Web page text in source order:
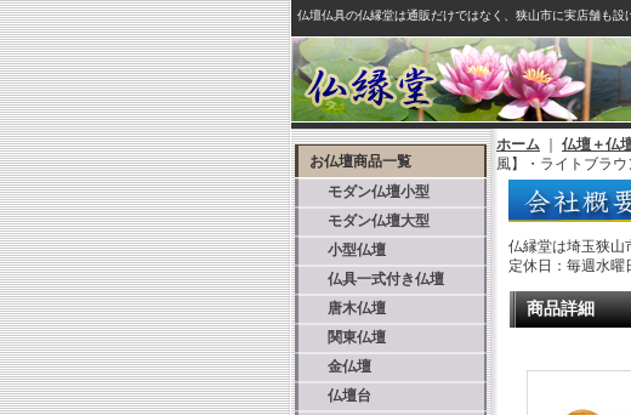
仏壇仏具の仏縁堂は通販だけではなく、狭山市に実店舗も設
お仏壇商品一覧
モダン仏壇小型
モダン仏壇大型
小型仏壇
仏具一式付き仏壇
唐木仏壇
関東仏壇
金仏壇
仏壇台
ホーム 仏壇＋仏
風】・ライトブラウ
仏縁堂は埼玉狭山
定休日：毎週水曜
商品詳細